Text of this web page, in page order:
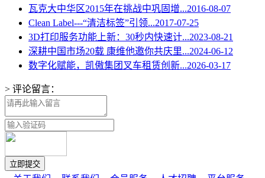
瓦克大中华区2015年在挑战中巩固增...2016-08-07
Clean Label---“清洁标签”引领...2017-07-25
3D打印服务功能上新：30秒内快速计...2023-08-21
深耕中国市场20载 康维他邀你共庆里...2024-06-12
数字化赋能，凯傲集团叉车租赁创新...2026-03-17
> 评论留言：